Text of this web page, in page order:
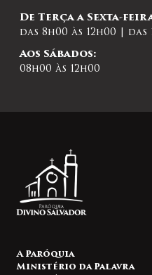
De Terça a Sexta-
das 8h00 às 12h00 | das
Aos Sábados:
08h00 às 12h00
A Paróquia
Ministério da Palavra